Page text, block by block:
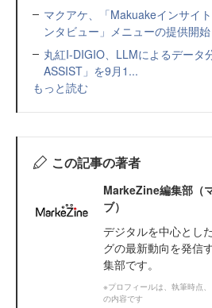
マクアケ、「Makuakeインサイ
ンタビュー」メニューの提供開始
丸紅I-DIGIO、LLMによるデータ
ASSIST」を9月1...
もっと読む
この記事の著者
MarkeZine編集部（
ブ）
デジタルを中心とし
グの最新動向を発信
集部です。
※プロフィールは、執筆時点
の内容です